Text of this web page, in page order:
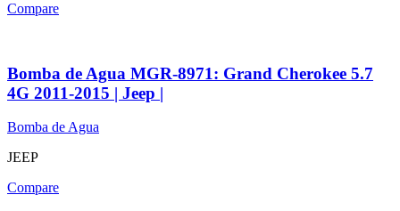
Compare
Bomba de Agua MGR-8971: Grand Cherokee 5.7
4G 2011-2015 | Jeep |
Bomba de Agua
JEEP
Compare